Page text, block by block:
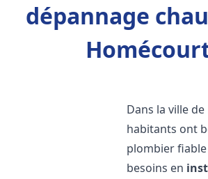
dépannage
Dans la ville de
habitants ont
plombier
besoins en